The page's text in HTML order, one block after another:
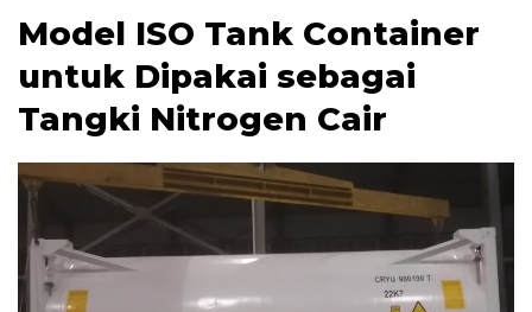
Model ISO Tank Container
untuk Dipakai sebagai
Tangki Nitrogen Cair